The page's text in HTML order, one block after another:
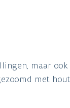
maar
met